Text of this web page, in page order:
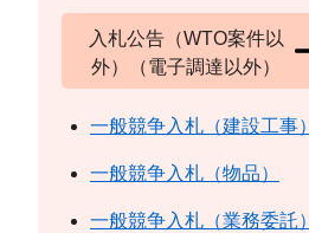
入札公告（WTO案件以
外）（電子調達以外）
一般競争入札（建設工事）
一般競争入札（物品）
一般競争入札（業務委託）